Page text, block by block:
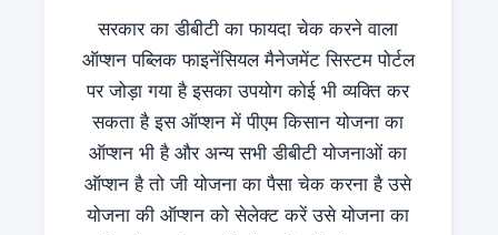
सरकार का डीबीटी का फायदा चेक करने वाला
ऑप्शन पब्लिक फाइनेंसियल मैनेजमेंट सिस्टम पोर्टल
पर जोड़ा गया है इसका उपयोग कोई भी व्यक्ति कर
सकता है इस ऑप्शन में पीएम किसान योजना का
ऑप्शन भी है और अन्य सभी डीबीटी योजनाओं का
ऑप्शन है तो जी योजना का पैसा चेक करना है उसे
योजना की ऑप्शन को सेलेक्ट करें उसे योजना का